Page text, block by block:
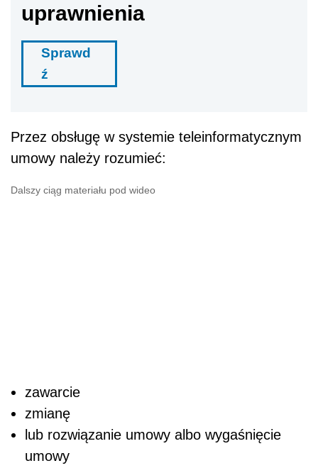
uprawnienia
Sprawd
ź
Przez obsługę w systemie teleinformatycznym
umowy należy rozumieć:
Dalszy ciąg materiału pod wideo
zawarcie
zmianę
lub rozwiązanie umowy albo wygaśnięcie
umowy